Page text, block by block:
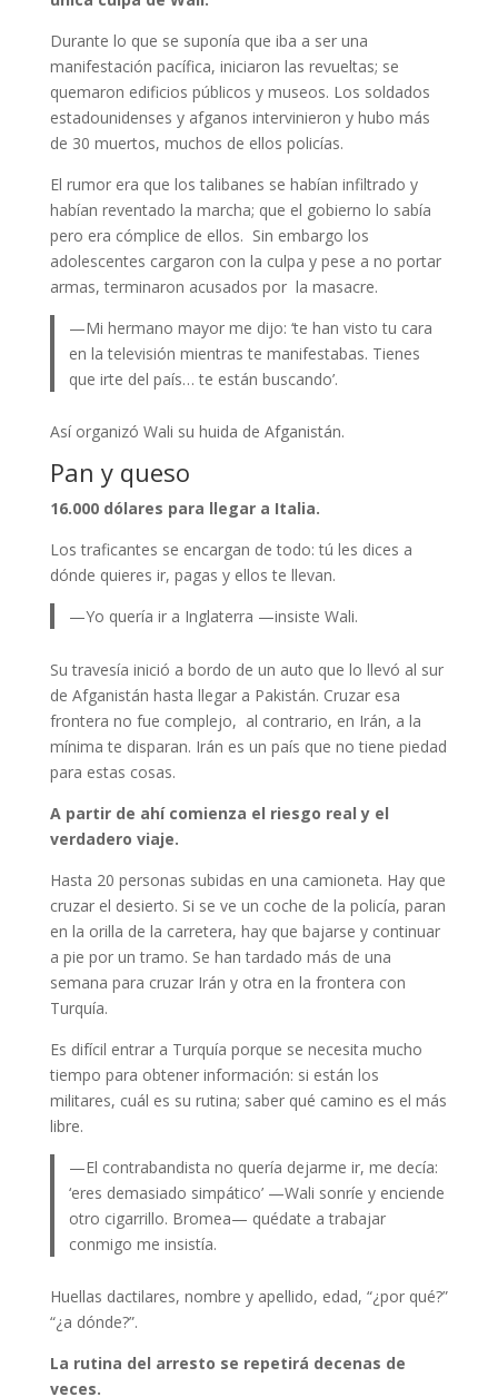
Durante lo que se suponía que iba a ser una
manifestación pacífica, iniciaron las revueltas; se
quemaron edificios públicos y museos. Los soldados
estadounidenses y afganos intervinieron y hubo más
de 30 muertos, muchos de ellos policías.
El rumor era que los talibanes se habían infiltrado y
habían reventado la marcha; que el gobierno lo sabía
pero era cómplice de ellos. Sin embargo los
adolescentes cargaron con la culpa y pese a no portar
armas, terminaron acusados por la masacre.
—Mi hermano mayor me dijo: ‘te han visto tu cara
en la televisión mientras te manifestabas. Tienes
que irte del país… te están buscando’.
Así organizó Wali su huida de Afganistán.
Pan y queso
16.000 dólares para llegar a Italia.
Los traficantes se encargan de todo: tú les dices a
dónde quieres ir, pagas y ellos te llevan.
—Yo quería ir a Inglaterra —insiste Wali.
Su travesía inició a bordo de un auto que lo llevó al sur
de Afganistán hasta llegar a Pakistán. Cruzar esa
frontera no fue complejo, al contrario, en Irán, a la
mínima te disparan. Irán es un país que no tiene piedad
para estas cosas.
A partir de ahí comienza el riesgo real y el
verdadero viaje.
Hasta 20 personas subidas en una camioneta. Hay que
cruzar el desierto. Si se ve un coche de la policía, paran
en la orilla de la carretera, hay que bajarse y continuar
a pie por un tramo. Se han tardado más de una
semana para cruzar Irán y otra en la frontera con
Turquía.
Es difícil entrar a Turquía porque se necesita mucho
tiempo para obtener información: si están los
militares, cuál es su rutina; saber qué camino es el más
libre.
—El contrabandista no quería dejarme ir, me decía:
‘eres demasiado simpático’ —Wali sonríe y enciende
otro cigarrillo. Bromea— quédate a trabajar
conmigo me insistía.
Huellas dactilares, nombre y apellido, edad, “¿por qué?”
“¿a dónde?”.
La rutina del arresto se repetirá decenas de
veces.